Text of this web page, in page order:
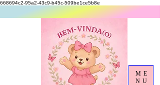
668694c2-95a2-43c9-b45c-509be1ce5b8e
ME
NU